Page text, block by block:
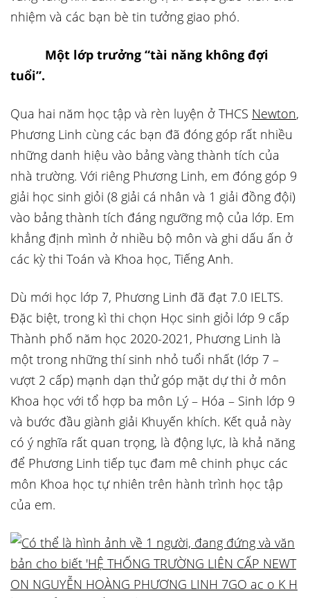
nhiệm và các bạn bè tin tưởng giao phó.
Một lớp trưởng “tài năng không đợi
tuổi”.
Qua hai năm học tập và rèn luyện ở THCS Newton,
Phương Linh cùng các bạn đã đóng góp rất nhiều
những danh hiệu vào bảng vàng thành tích của
nhà trường. Với riêng Phương Linh, em đóng góp 9
giải học sinh giỏi (8 giải cá nhân và 1 giải đồng đội)
vào bảng thành tích đáng ngưỡng mộ của lớp. Em
khẳng định mình ở nhiều bộ môn và ghi dấu ấn ở
các kỳ thi Toán và Khoa học, Tiếng Anh.
Dù mới học lớp 7, Phương Linh đã đạt 7.0 IELTS.
Đặc biệt, trong kì thi chọn Học sinh giỏi lớp 9 cấp
Thành phố năm học 2020-2021, Phương Linh là
một trong những thí sinh nhỏ tuổi nhất (lớp 7 –
vượt 2 cấp) mạnh dạn thử góp mặt dự thi ở môn
Khoa học với tổ hợp ba môn Lý – Hóa – Sinh lớp 9
và bước đầu giành giải Khuyến khích. Kết quả này
có ý nghĩa rất quan trọng, là động lực, là khả năng
để Phương Linh tiếp tục đam mê chinh phục các
môn Khoa học tự nhiên trên hành trình học tập
của em.